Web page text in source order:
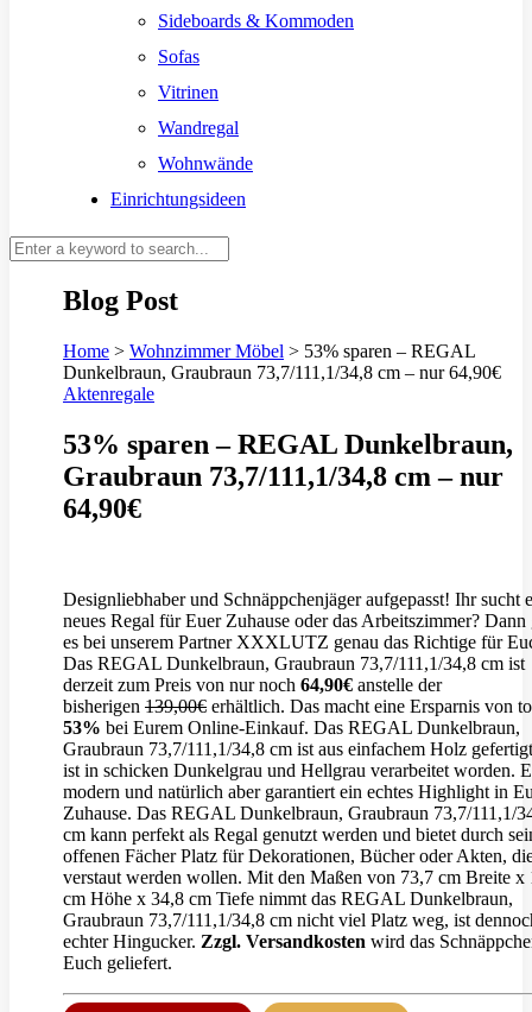
Sideboards & Kommoden
Sofas
Vitrinen
Wandregal
Wohnwände
Einrichtungsideen
Blog Post
Home > Wohnzimmer Möbel > 53% sparen – REGAL
Dunkelbraun, Graubraun 73,7/111,1/34,8 cm – nur 64,90€
Aktenregale
53% sparen – REGAL Dunkelbraun,
Graubraun 73,7/111,1/34,8 cm – nur
64,90€
Designliebhaber und Schnäppchenjäger aufgepasst! Ihr sucht
neues Regal für Euer Zuhause oder das Arbeitszimmer? Dann
es bei unserem Partner XXXLUTZ genau das Richtige für
Das REGAL Dunkelbraun, Graubraun 73,7/111,1/34,8 cm ist
derzeit zum Preis von nur noch 64,90€ anstelle der
bisherigen 139,00€ erhältlich. Das macht eine Ersparnis von
53% bei Eurem Online-Einkauf. Das REGAL Dunkelbraun,
Graubraun 73,7/111,1/34,8 cm ist aus einfachem Holz
ist in schicken Dunkelgrau und Hellgrau verarbeitet worden.
modern und natürlich aber garantiert ein echtes Highlight in
Zuhause. Das REGAL Dunkelbraun, Graubraun 73,7/111,1/
cm kann perfekt als Regal genutzt werden und bietet durch
offenen Fächer Platz für Dekorationen, Bücher oder Akten,
verstaut werden wollen. Mit den Maßen von 73,7 cm Breite x
cm Höhe x 34,8 cm Tiefe nimmt das REGAL Dunkelbraun,
Graubraun 73,7/111,1/34,8 cm nicht viel Platz weg, ist
echter Hingucker. Zzgl. Versandkosten wird das
Euch geliefert.